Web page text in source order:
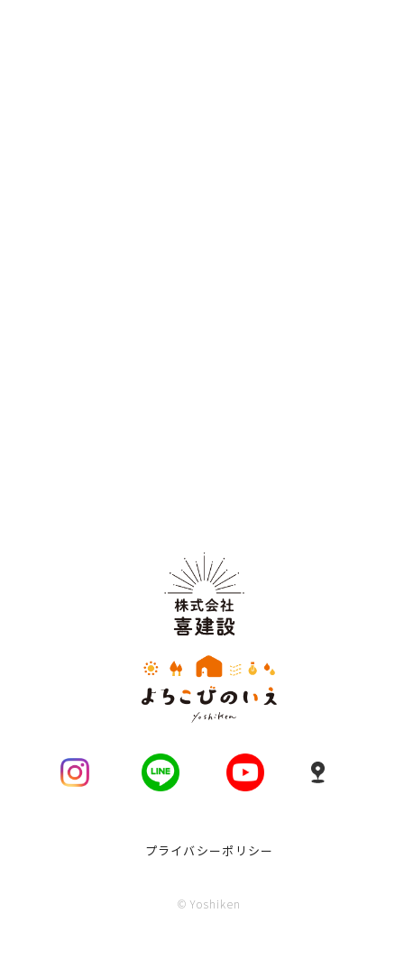
プライバシーポリシー
© Yoshiken